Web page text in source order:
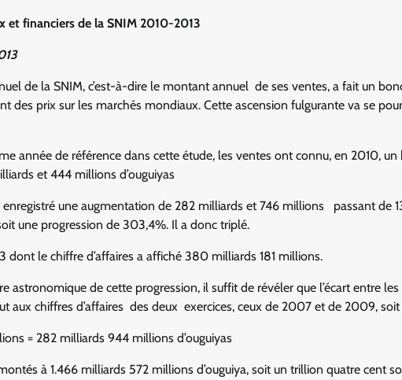
et financiers de la SNIM 2010-2013
de la SNIM, c’est-à-dire le montant annuel de ses ventes, a fait un
prix sur les marchés mondiaux. Cette ascension fulgurante va se
année de référence dans cette étude, les ventes ont connu, en 2010,
et 444 millions d’ouguiyas
enregistré une augmentation de 282 milliards et 746 millions passant de
une progression de 303,4%. Il a donc triplé.
dont le chiffre d’affaires a affiché 380 milliards 181 millions.
astronomique de cette progression, il suffit de révéler que l’écart entre les
aux chiffres d’affaires des deux exercices, ceux de 2007 et de 2009, soit
= 282 milliards 944 millions d’ouguiyas
à 1.466 milliards 572 millions d’ouguiya, soit un trillion quatre cent